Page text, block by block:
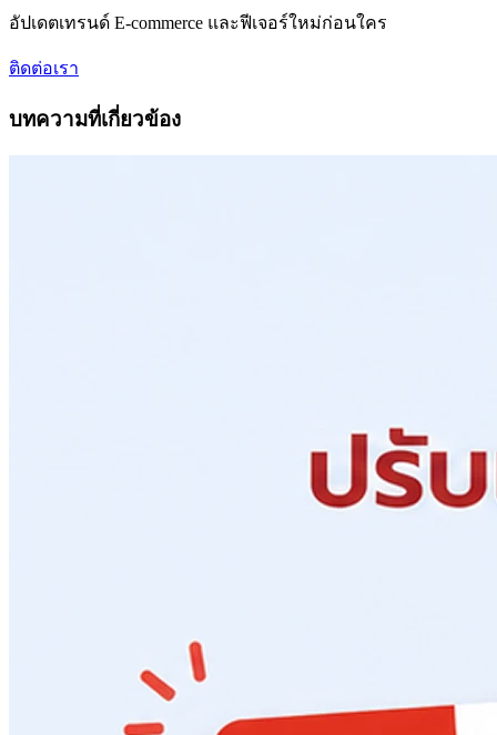
อัปเดตเทรนด์ E-commerce และฟีเจอร์ใหม่ก่อนใคร
ติดต่อเรา
บทความที่เกี่ยวข้อง